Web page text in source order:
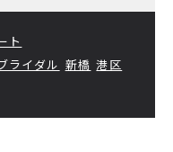
ト
ライダル 新橋 港区